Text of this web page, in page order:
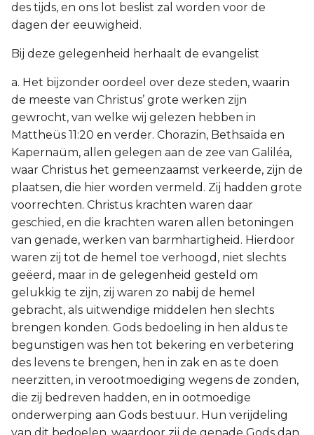
des tijds, en ons lot beslist zal worden voor de
dagen der eeuwigheid.
Bij deze gelegenheid herhaalt de evangelist
a. Het bijzonder oordeel over deze steden, waarin
de meeste van Christus’ grote werken zijn
gewrocht, van welke wij gelezen hebben in
Mattheüs 11:20 en verder. Chorazin, Bethsaïda en
Kapernaüm, allen gelegen aan de zee van Galiléa,
waar Christus het gemeenzaamst verkeerde, zijn de
plaatsen, die hier worden vermeld. Zij hadden grote
voorrechten. Christus krachten waren daar
geschied, en die krachten waren allen betoningen
van genade, werken van barmhartigheid. Hierdoor
waren zij tot de hemel toe verhoogd, niet slechts
geëerd, maar in de gelegenheid gesteld om
gelukkig te zijn, zij waren zo nabij de hemel
gebracht, als uitwendige middelen hen slechts
brengen konden. Gods bedoeling in hen aldus te
begunstigen was hen tot bekering en verbetering
des levens te brengen, hen in zak en as te doen
neerzitten, in verootmoediging wegens de zonden,
die zij bedreven hadden, en in ootmoedige
onderwerping aan Gods bestuur. Hun verijdeling